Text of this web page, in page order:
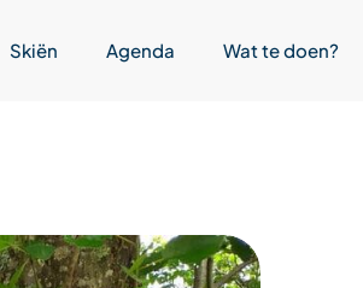
Skiën Agenda Wat te doen?